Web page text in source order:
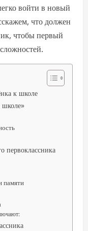
войти в новый
что должен
чтобы первый
к школе
школе»
первоклассника
памяти